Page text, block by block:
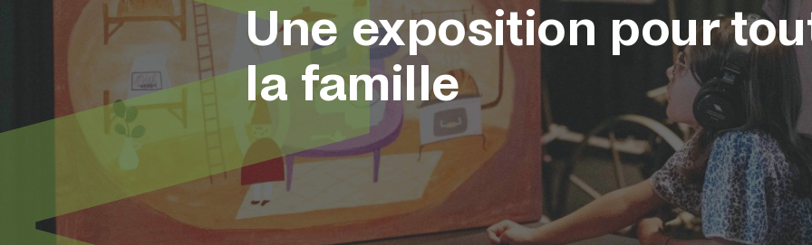
Une exposition pour
la famille